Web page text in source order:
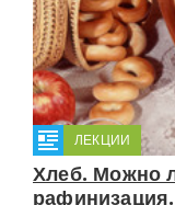
ЛЕКЦИИ
Хлеб. Можно
рафинизация.